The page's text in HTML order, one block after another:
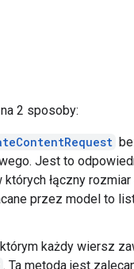
2 sposoby:
Jest to
łączny rozmiar
przez model to
każdy wiersz
. Ta metoda jest